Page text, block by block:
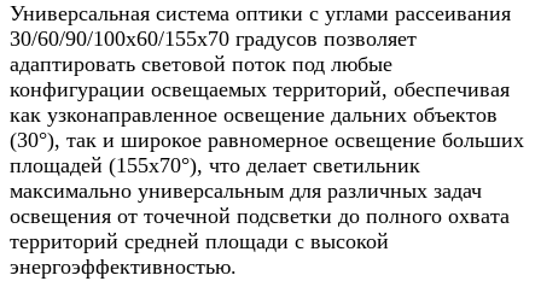
Универсальная система оптики с углами рассеивания
30/60/90/100x60/155x70 градусов позволяет
адаптировать световой поток под любые
конфигурации освещаемых территорий, обеспечивая
как узконаправленное освещение дальних объектов
(30°), так и широкое равномерное освещение больших
площадей (155x70°), что делает светильник
максимально универсальным для различных задач
освещения от точечной подсветки до полного охвата
территорий средней площади с высокой
энергоэффективностью.